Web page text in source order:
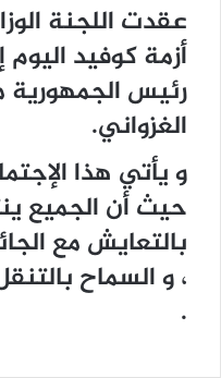
عقدت اللجنة
أزمة كوفيد
رئيس الجمهورية
الغزواني.
و يأتي هذا
حيث أن الجميع
بالتعايش مع
، و السماح
.